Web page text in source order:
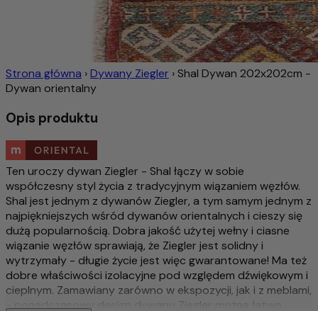
Strona główna ›Dywany Ziegler › Shal Dywan 202x202cm -
Dywan orientalny
Opis produktu
Ten uroczy dywan Ziegler - Shal łączy w sobie
współczesny styl życia z tradycyjnym wiązaniem węzłów.
Shal jest jednym z dywanów Ziegler, a tym samym jednym z
najpiękniejszych wśród dywanów orientalnych i cieszy się
dużą popularnością. Dobra jakość użytej wełny i ciasne
wiązanie węzłów sprawiają, że Ziegler jest solidny i
wytrzymały - długie życie jest więc gwarantowane! Ma też
dobre właściwości izolacyjne pod względem dźwiękowym i
cieplnym. Zamawiany zarówno w ekspozycji, jak i z meblami,
- ponadczasowy design dywanu Ziegler można łatwo